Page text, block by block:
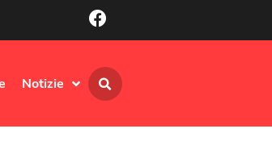
Notizie